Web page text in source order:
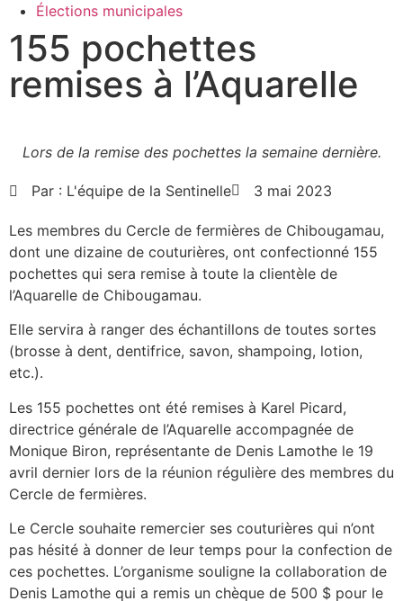
Élections municipales
155 pochettes
remises à l’Aquarelle
Lors de la remise des pochettes la semaine dernière.
Par : L'équipe de la Sentinelle 3 mai 2023
Les membres du Cercle de fermières de Chibougamau,
dont une dizaine de couturières, ont confectionné 155
pochettes qui sera remise à toute la clientèle de
l’Aquarelle de Chibougamau.
Elle servira à ranger des échantillons de toutes sortes
(brosse à dent, dentifrice, savon, shampoing, lotion,
etc.).
Les 155 pochettes ont été remises à Karel Picard,
directrice générale de l’Aquarelle accompagnée de
Monique Biron, représentante de Denis Lamothe le 19
avril dernier lors de la réunion régulière des membres du
Cercle de fermières.
Le Cercle souhaite remercier ses couturières qui n’ont
pas hésité à donner de leur temps pour la confection de
ces pochettes. L’organisme souligne la collaboration de
Denis Lamothe qui a remis un chèque de 500 $ pour le